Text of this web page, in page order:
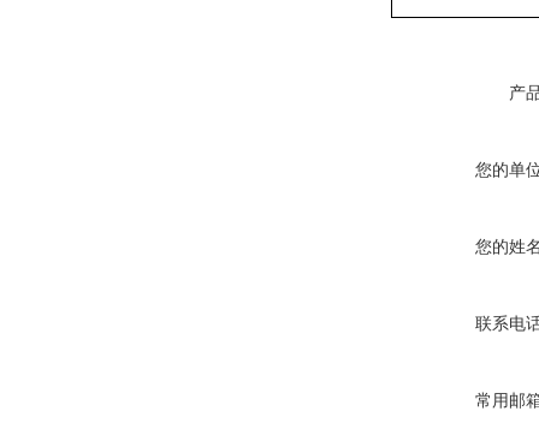
产
您的单
您的姓
联系电
常用邮